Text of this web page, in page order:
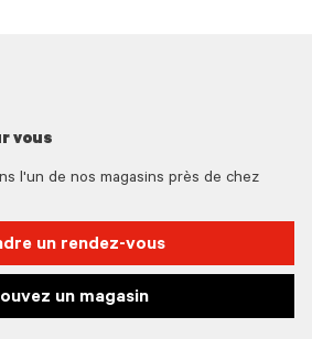
vous
l'un de nos magasins près de chez
un rendez-vous
un magasin